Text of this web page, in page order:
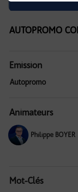
AUTOPROMO
Emission
Autopromo
Animateurs
Philippe BOYER
Mot-Clés